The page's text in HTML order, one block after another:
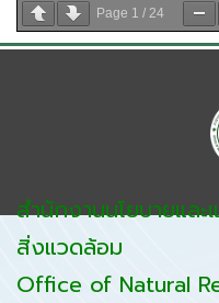
Page 1 / 24
สำนักงานนโยบายแล
สิ่งแวดล้อม
Office of Natural